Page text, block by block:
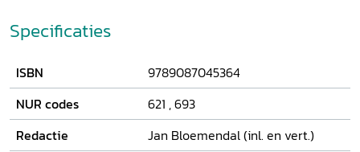
modern Nederlands. Via de ogen van een tijdgenoot geeft
het gedicht een beeld van de bloei van Amsterdam op het
Antonides ook de politieke situatie: op de herdenking van
de bruiloft van Peleus en Thetis – onder water! – krijgt het
IJ een belangrijker plaats toegewezen dan de Theems, de
Ebro en de Seine, wat tot hevige ruzie leidt. Ook varen we
Specificaties
ISBN
9789087045364
NUR codes
621 ,693
Redactie
Jan Bloemendal (inl. en vert.)